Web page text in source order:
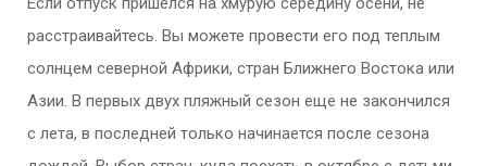
расстраивайтесь. Вы можете провести его под теплым
солнцем северной Африки, стран Ближнего Востока или
Азии. В первых двух пляжный сезон еще не закончился
с лета, в последней только начинается после сезона